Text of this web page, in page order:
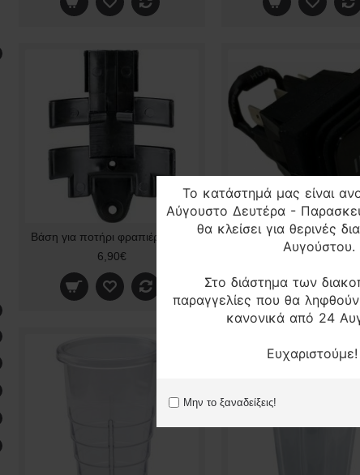
Το κατάστημά μας είναι
Αύγουστο Δευτέρα -
θα κλείσει για θερινές
Αυγούστου.
Στο διάστημα των
παραγγελίες που θα
κανονικά από 24
Μην το ξαναδείξεις!
6,90€
10,00€